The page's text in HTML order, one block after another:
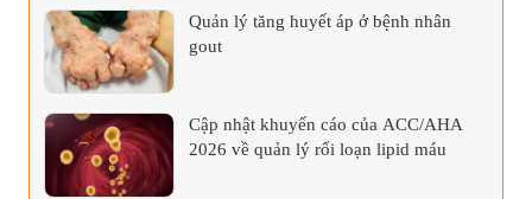
Quản lý tăng huyết áp ở bệnh nhân
gout
Cập nhật khuyến cáo của ACC/AHA
2026 về quản lý rối loạn lipid máu